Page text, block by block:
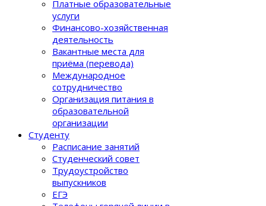
Платные образовательные
услуги
Финансово-хозяйственная
деятельность
Вакантные места для
приёма (перевода)
Международное
сотрудничество
Организация питания в
образовательной
организации
Студенту
Расписание занятий
Студенческий совет
Трудоустройство
выпускников
ЕГЭ